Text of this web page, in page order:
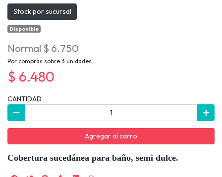
Stock por sucursal
Disponible
Normal $ 6.750
Por compras sobre 3 unidades
$ 6.480
CANTIDAD
Agregar al carro
Cobertura sucedánea para baño, semi dulce.